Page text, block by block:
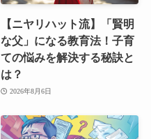
【ニヤリハット流】「賢明
な父」になる教育法！子育
ての悩みを解決する秘訣と
は？
2026年8月6日